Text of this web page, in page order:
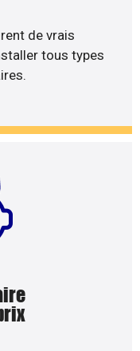
de vrais
tous types